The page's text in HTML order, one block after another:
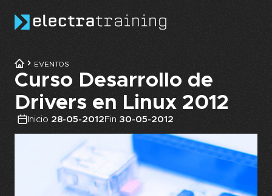
EVENTOS
Curso Desarrollo de
Drivers en Linux 2012
Inicio 28-05-2012Fin 30-05-2012